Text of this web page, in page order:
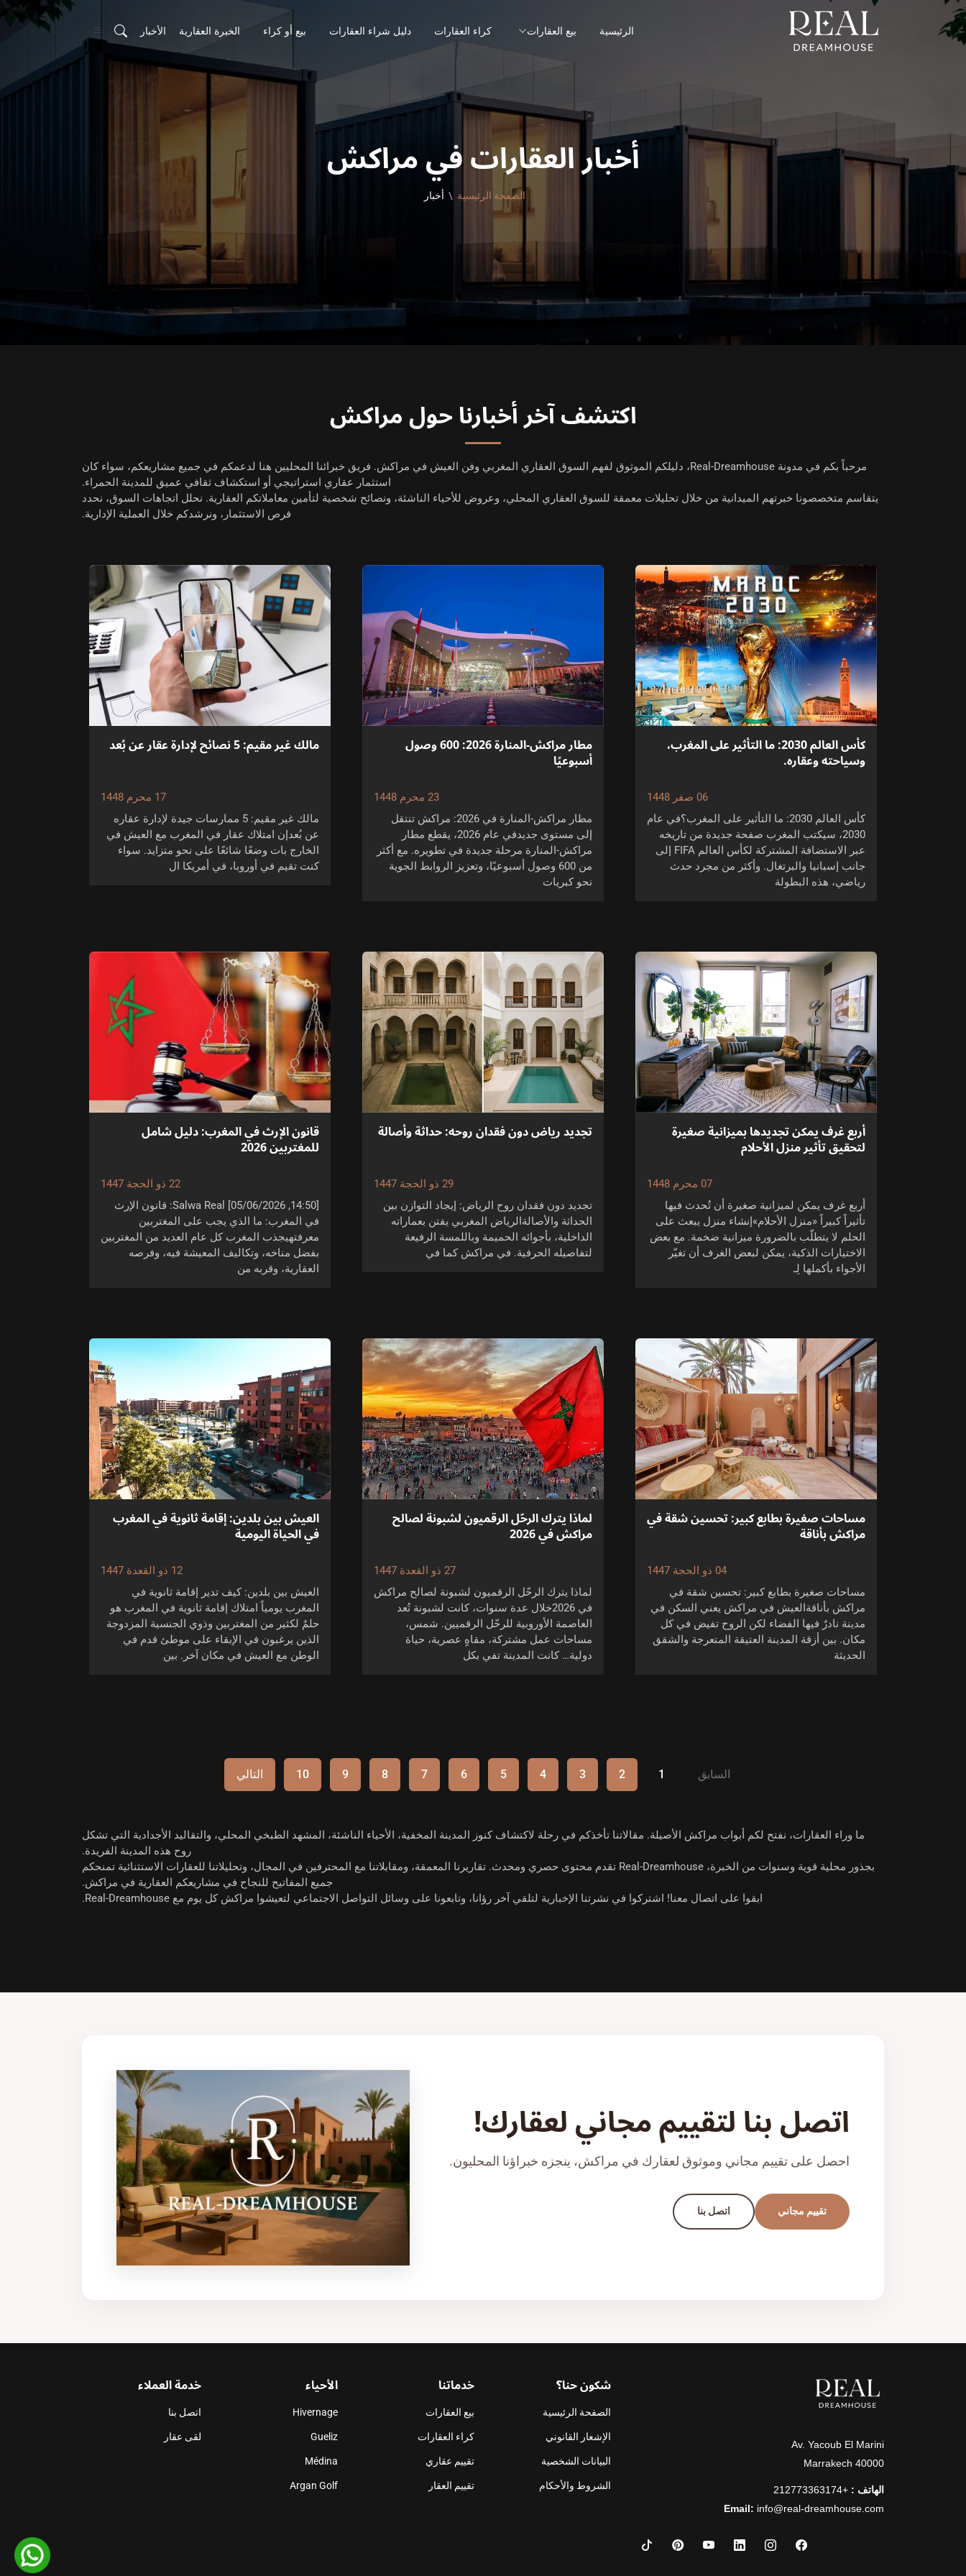
الرئيسية بيع العقارات كراء العقارات دليل شراء العقارات بيع أو كراء الخبرة العقارية الأخبار
أخبار العقارات في مراكش
الصفحة الرئيسية أخبار
اكتشف آخر أخبارنا حول مراكش
مرحباً بكم في مدونة Real-Dreamhouse
، دليلكم الموثوق لفهم السوق العقاري المغربي وفن العيش في مراكش. فريق خبرائنا المحليين هنا لدعمكم في جميع مشاريعكم، سواء كان
استثمار عقاري استراتيجي أو استكشاف ثقافي عميق للمدينة الحمراء.
يتقاسم متخصصونا خبرتهم الميدانية من خلال تحليلات معمقة للسوق العقاري المحلي، وعروض للأحياء الناشئة، ونصائح شخصية لتأمين معاملاتكم العقارية. نحلل اتجاهات السوق، نحدد
فرص الاستثمار، ونرشدكم خلال العملية الإدارية.
كأس العالم 2030: ما التأثير على المغرب،
وسياحته وعقاره.
06 صفر 1448
كأس العالم 2030: ما التأثير على المغرب؟في عام
2030، سيكتب المغرب صفحة جديدة من تاريخه
عبر الاستضافة المشتركة لكأس العالم FIFA إلى
جانب إسبانيا والبرتغال. وأكثر من مجرد حدث
رياضي، هذه البطولة
مطار مراكش-المنارة 2026: 600 وصول
أسبوعيًا
23 محرم 1448
مطار مراكش-المنارة في 2026: مراكش تنتقل
إلى مستوى جديدفي عام 2026، يقطع مطار
مراكش-المنارة مرحلة جديدة في تطويره. مع أكثر
من 600 وصول أسبوعيًا، وتعزيز الروابط الجوية
نحو كبريات
مالك غير مقيم: 5 نصائح لإدارة عقار عن بُعد
17 محرم 1448
مالك غير مقيم: 5 ممارسات جيدة لإدارة عقاره
عن بُعدإن امتلاك عقار في المغرب مع العيش في
الخارج بات وضعًا شائعًا على نحو متزايد. سواء
كنت تقيم في أوروبا، في أمريكا ال
أربع غرف يمكن تجديدها بميزانية صغيرة
لتحقيق تأثير منزل الأحلام
07 محرم 1448
أربع غرف يمكن لميزانية صغيرة أن تُحدث فيها
تأثيراً كبيراً «منزل الأحلام»إنشاء منزل يبعث على
الحلم لا يتطلّب بالضرورة ميزانية ضخمة. مع بعض
الاختيارات الذكية، يمكن لبعض الغرف أن تغيّر
الأجواء بأكملها لِـ
تجديد رياض دون فقدان روحه: حداثة وأصالة
29 ذو الحجة 1447
تجديد دون فقدان روح الرياض: إيجاد التوازن بين
الحداثة والأصالةالرياض المغربي يفتن بعماراته
الداخلية، بأجوائه الحميمة وباللمسة الرفيعة
لتفاصيله الحرفية. في مراكش كما في
قانون الإرث في المغرب: دليل شامل
للمغتربين 2026
22 ذو الحجة 1447
[14:50, 05/06/2026] Salwa Real: قانون الإرث
في المغرب: ما الذي يجب على المغتربين
معرفتهيجذب المغرب كل عام العديد من المغتربين
بفضل مناخه، وتكاليف المعيشة فيه، وفرصه
العقارية، وقربه من
مساحات صغيرة بطابع كبير: تحسين شقة في
مراكش بأناقة
04 ذو الحجة 1447
مساحات صغيرة بطابع كبير: تحسين شقة في
مراكش بأناقةالعيش في مراكش يعني السكن في
مدينة نادرٌ فيها الفضاء لكن الروح تفيض في كل
مكان. بين أزقة المدينة العتيقة المتعرجة والشقق
الحديثة
لماذا يترك الرحّل الرقميون لشبونة لصالح
مراكش في 2026
27 ذو القعدة 1447
لماذا يترك الرحّل الرقميون لشبونة لصالح مراكش
في 2026خلال عدة سنوات، كانت لشبونة تُعد
العاصمة الأوروبية للرحّل الرقميين. شمس،
مساحات عمل مشتركة، مقاهٍ عصرية، حياة
دولية… كانت المدينة تفي بكل
العيش بين بلدين: إقامة ثانوية في المغرب
في الحياة اليومية
12 ذو القعدة 1447
العيش بين بلدين: كيف تدير إقامة ثانوية في
المغرب يومياً امتلاك إقامة ثانوية في المغرب هو
حلمٌ لكثير من المغتربين وذوي الجنسية المزدوجة
الذين يرغبون في الإبقاء على موطئ قدم في
الوطن مع العيش في مكان آخر. بين
السابق 1
2
3
4
5
6
7
8
9
10 التالي
ما وراء العقارات، نفتح لكم أبواب مراكش الأصيلة. مقالاتنا تأخذكم في رحلة لاكتشاف كنوز المدينة المخفية، الأحياء الناشئة، المشهد الطبخي المحلي، والتقاليد الأجدادية التي تشكل
روح هذه المدينة الفريدة.
بجذور محلية قوية وسنوات من الخبرة، Real-Dreamhouse تقدم محتوى حصري ومحدث
. تقاريرنا المعمقة، ومقابلاتنا مع المحترفين في المجال، وتحليلاتنا للعقارات الاستثنائية تمنحكم
جميع المفاتيح للنجاح في مشاريعكم العقارية في مراكش.
ابقوا على اتصال معنا! اشتركوا في نشرتنا الإخبارية لتلقي آخر رؤانا، وتابعونا على وسائل التواصل الاجتماعي لتعيشوا مراكش كل يوم مع Real-Dreamhouse.
اتصل بنا لتقييم مجاني لعقارك!
احصل على تقييم مجاني وموثوق لعقارك في مراكش، ينجزه خبراؤنا المحليون.
تقييم مجاني اتصل بنا
Av. Yacoub El Marini
40000 Marrakech
الهاتف : +212773363174
Email: info@real-dreamhouse.com
شكون حنا؟
الصفحة الرئيسية
الإشعار القانوني
البيانات الشخصية
الشروط والأحكام
خدماتنا
بيع العقارات
كراء العقارات
تقييم عقاري
تقييم العقار
الأحياء
Hivernage
Gueliz
Médina
Argan Golf
خدمة العملاء
اتصل بنا
لقى عقار